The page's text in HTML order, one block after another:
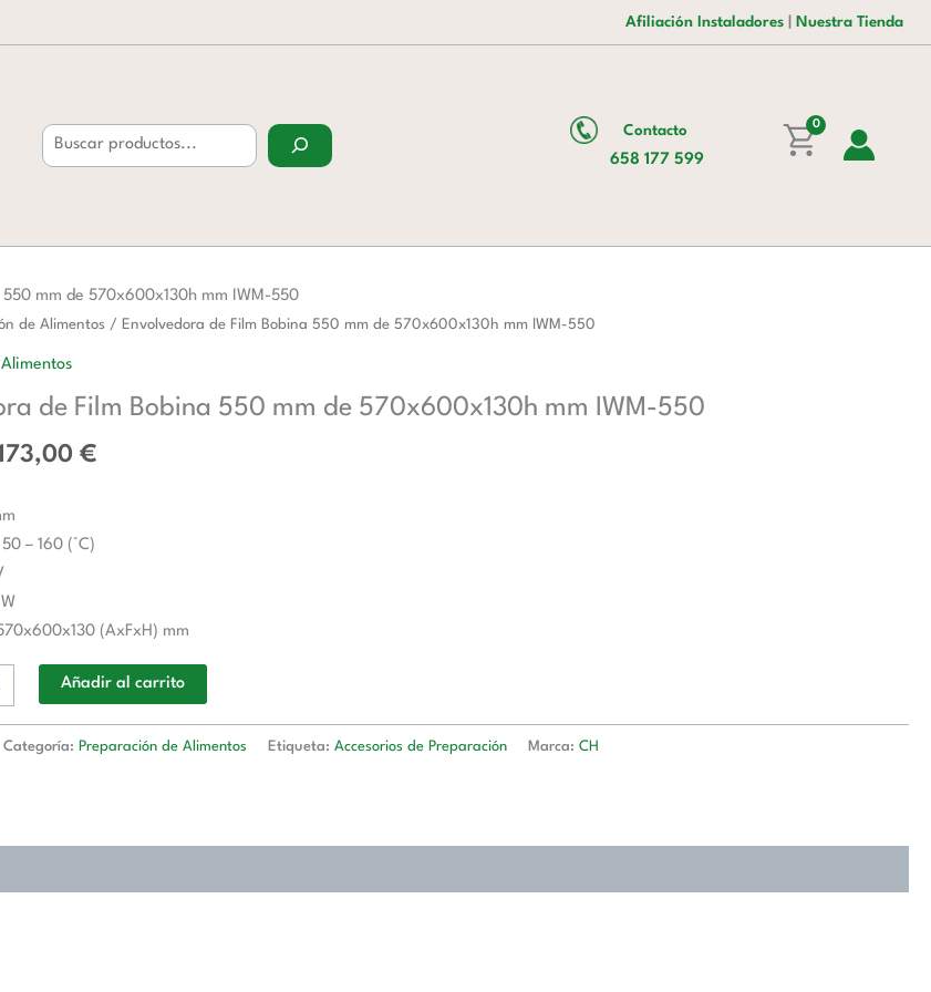
Afiliación Instaladores Nuestra Tienda
Contacto
658 177 599
0
mm de 570x600x130h mm IWM-550
de Alimentos / Envolvedora de Film Bobina 550 mm de 570x600x130h mm IWM-550
de Film Bobina 550 mm de 570x600x130h mm IWM-550
precio
€.
€
El
es:
– 160 (°C)
(AxFxH) mm
Añadir al carrito
Categoría: Preparación de Alimentos Etiqueta:Accesorios de Preparación Marca:CH
282,00 €.173,00 €.
550
570x600x130h
cantidad